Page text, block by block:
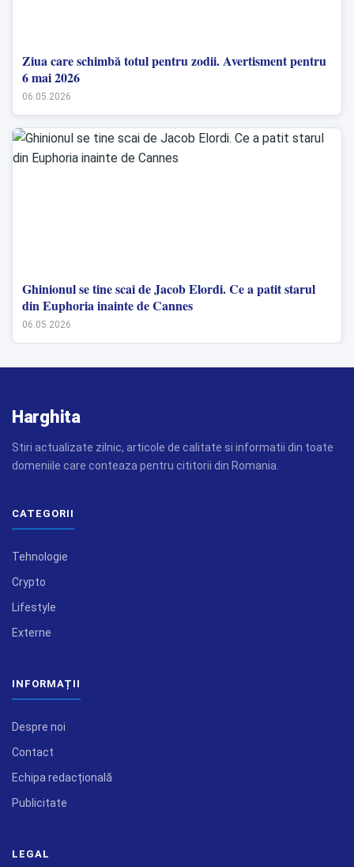
Ziua care schimbă totul pentru zodii. Avertisment pentru
6 mai 2026
06.05.2026
Ghinionul se tine scai de Jacob Elordi. Ce a patit starul
din Euphoria inainte de Cannes
06.05.2026
Harghita
Stiri actualizate zilnic, articole de calitate si informatii din toate
domeniile care conteaza pentru cititorii din Romania.
CATEGORII
Tehnologie
Crypto
Lifestyle
Externe
INFORMAȚII
Despre noi
Contact
Echipa redacțională
Publicitate
LEGAL